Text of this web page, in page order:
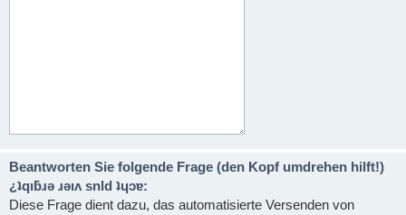
Beantworten Sie folgende Frage (den Kopf umdrehen hilft!)
¿ʇqıƃɹǝ ɹǝıʌ snld ʇɥɔɐ:
Diese Frage dient dazu, das automatisierte Versenden von